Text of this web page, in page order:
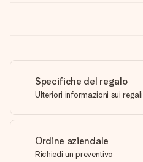
Specifiche del regalo
Ulteriori informazioni sui regali
Ordine aziendale
Richiedi un preventivo